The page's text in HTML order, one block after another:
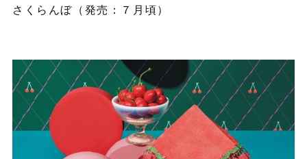
さくらんぼ（発売：７月頃）